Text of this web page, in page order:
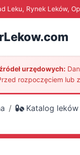
Leku, Rynek Leków,
urzędowych:
rozpoczęciem lub
Katalog leków